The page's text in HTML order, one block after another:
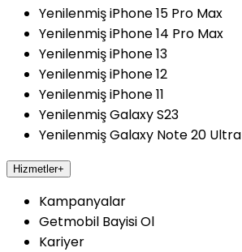
Yenilenmiş iPhone 15 Pro Max
Yenilenmiş iPhone 14 Pro Max
Yenilenmiş iPhone 13
Yenilenmiş iPhone 12
Yenilenmiş iPhone 11
Yenilenmiş Galaxy S23
Yenilenmiş Galaxy Note 20 Ultra
Hizmetler+
Kampanyalar
Getmobil Bayisi Ol
Kariyer